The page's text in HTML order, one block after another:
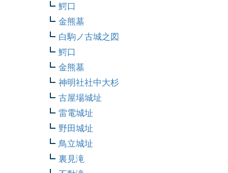
鰐口
金熊墓
白駒ノ古城之図
鰐口
金熊墓
神明社社中大杉
古屋場城址
雷電城址
野田城址
鳥立城址
裏見滝